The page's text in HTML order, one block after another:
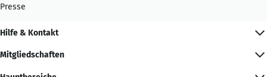
Presse
Hilfe & Kontakt
Mitgliedschaften